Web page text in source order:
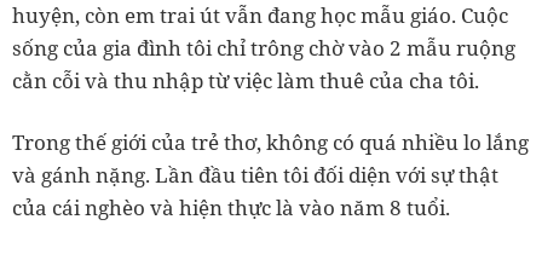
huyện, còn em trai út vẫn đang học mẫu giáo. Cuộc
sống của gia đình tôi chỉ trông chờ vào 2 mẫu ruộng
cằn cỗi và thu nhập từ việc làm thuê của cha tôi.
Trong thế giới của trẻ thơ, không có quá nhiều lo lắng
và gánh nặng. Lần đầu tiên tôi đối diện với sự thật
của cái nghèo và hiện thực là vào năm 8 tuổi.